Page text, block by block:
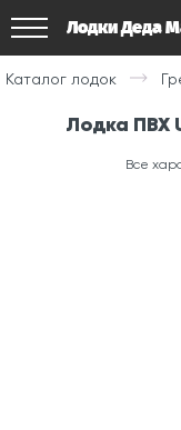
Лодки Деда
Каталог лодок
Лодка ПВХ
Все